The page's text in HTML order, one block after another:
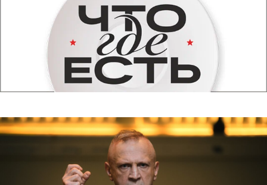
Лев Зулькарнаев